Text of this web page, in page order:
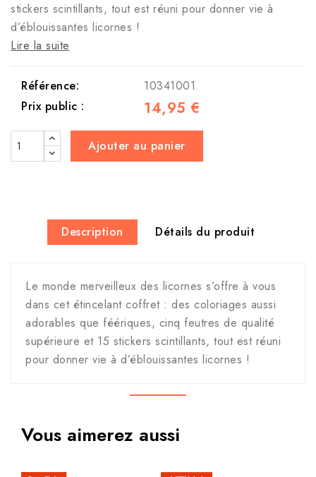
stickers scintillants, tout est réuni pour donner vie à
d’éblouissantes licornes !
Lire la suite
Référence:
10341001
Prix public :
14,95 €
Ajouter au panier
Description Détails du produit
Le monde merveilleux des licornes s’offre à vous
dans cet étincelant coffret : des coloriages aussi
adorables que féériques, cinq feutres de qualité
supérieure et 15 stickers scintillants, tout est réuni
pour donner vie à d’éblouissantes licornes !
Vous aimerez aussi